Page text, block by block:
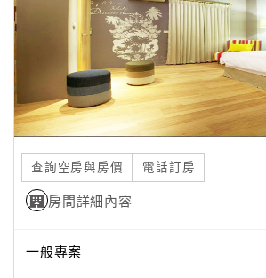
合
提
案
飯
查詢空房與房價 電話訂房
房間詳細內容
一般專案